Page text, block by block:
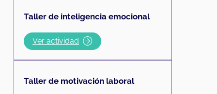
Taller de inteligencia emocional
Ver actividad
Taller de motivación laboral